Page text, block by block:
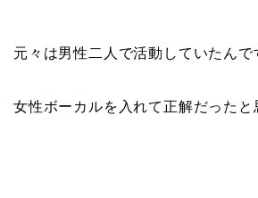
元々は男性二人で活動していたんで
女性ボーカルを入れて正解だったと